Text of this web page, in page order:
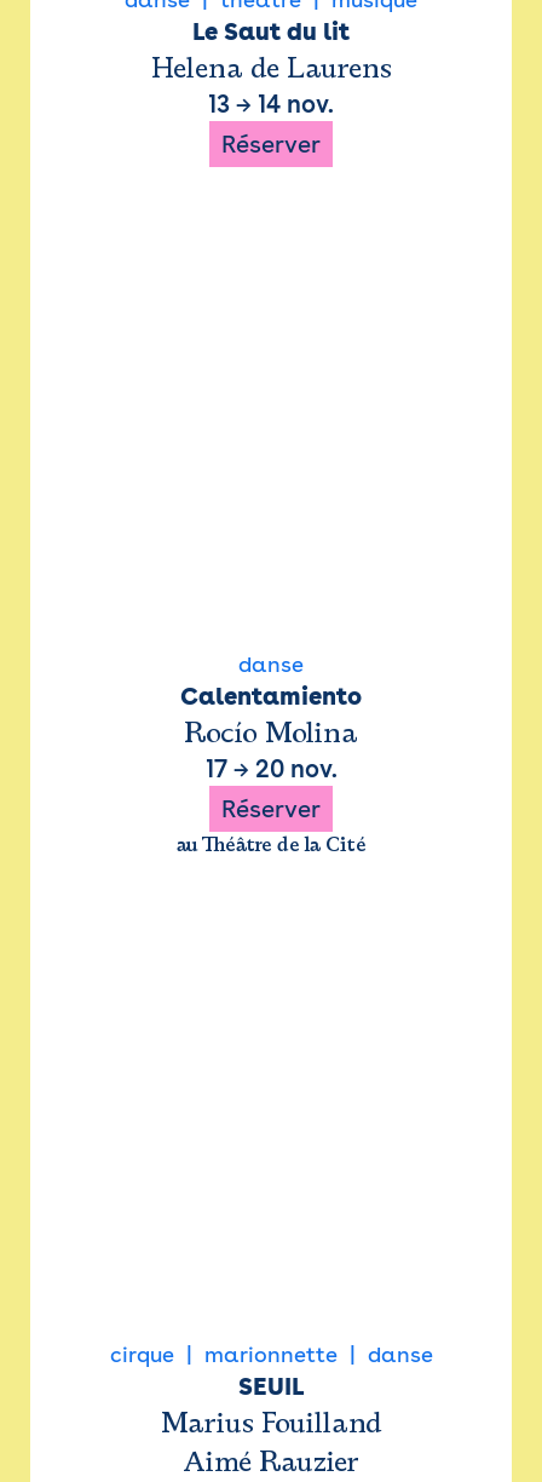
Le Saut du lit
Helena de Laurens
13 → 14 nov.
Réserver
danse
Calentamiento
Rocío Molina
17→ 20 nov.
Réserver
au Théâtre de la Cité
cirque marionnette danse
SEUIL
Marius Fouilland
Aimé Rauzier